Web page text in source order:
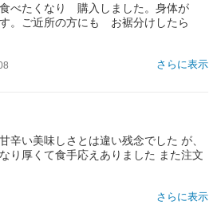
べたくなり 購入しました。身体が
。ご近所の方にも お裾分けしたら
さらに表示
辛い美味しさとは違い残念でした が、
り厚くて食手応えありました また注文
さらに表示